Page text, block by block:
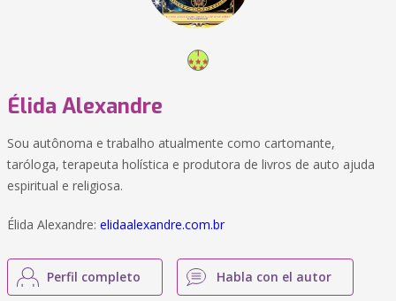
Élida Alexandre
Sou autônoma e trabalho atualmente como cartomante,
taróloga, terapeuta holística e produtora de livros de auto ajuda
espiritual e religiosa.
Élida Alexandre: elidaalexandre.com.br
Perfil completo Habla con el autor